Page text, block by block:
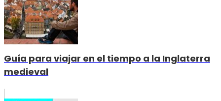
Guía para viajar en el tiempo a la Inglaterra
medieval